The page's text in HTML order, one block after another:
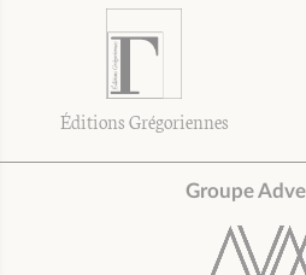
Éditions Grégoriennes
Groupe